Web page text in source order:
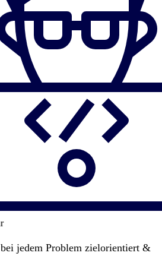
jedem Problem zielorientiert &